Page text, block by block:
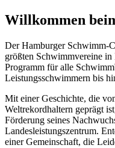
Willkommen
Der Hamburger Schwimm-
größten Schwimmvereine
Programm für alle
Leistungsschwimmern bis
Mit einer Geschichte, die
Weltrekordhaltern geprägt
Förderung seines
Landesleistungszentrum.
einer Gemeinschaft, die